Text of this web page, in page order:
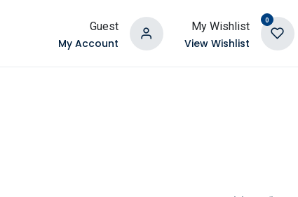
0
My Wishlist
View Wishlist
Guest
My Account